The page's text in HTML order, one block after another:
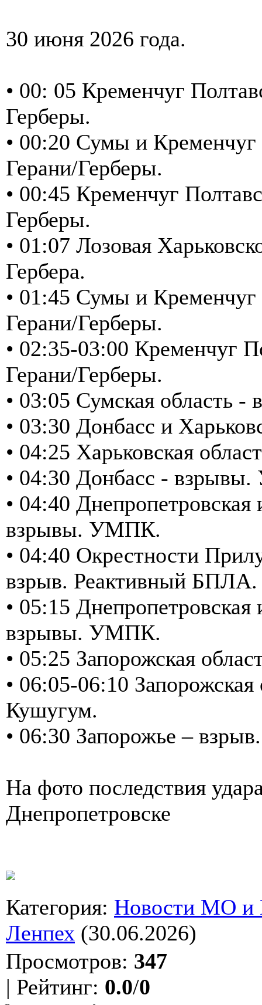
30 июня 2026 года.
• 00: 05 Кременчуг
Герберы.
• 00:20 Сумы и
Герани/Герберы.
• 00:45 Кременчуг
Герберы.
• 01:07 Лозовая
Гербера.
• 01:45 Сумы и
Герани/Герберы.
• 02:35-03:00 Кременчуг
Герани/Герберы.
• 03:05 Сумская область
• 03:30 Донбасс и
• 04:25 Харьковская
• 04:30 Донбасс -
• 04:40
взрывы. УМПК.
• 04:40 Окрестности
взрыв. Реактивный БПЛА.
• 05:15
взрывы. УМПК.
• 05:25 Запорожская
• 06:05-06:10
Кушугум.
• 06:30 Запорожье –
На фото последствия
Днепропетровске
Категория: Новости МО
Ленпех (30.06.2026)
Просмотров: 347
| Рейтинг: 0.0/0